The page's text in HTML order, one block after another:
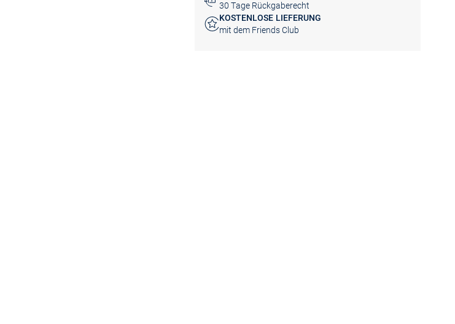
30 Tage Rückgaberecht
KOSTENLOSE LIEFERUNG
mit dem Friends Club